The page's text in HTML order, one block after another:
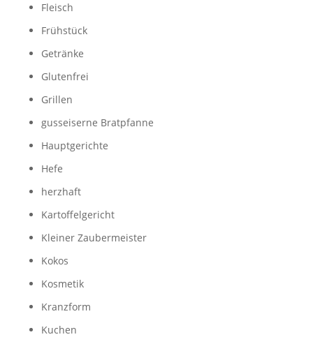
Fleisch
Frühstück
Getränke
Glutenfrei
Grillen
gusseiserne Bratpfanne
Hauptgerichte
Hefe
herzhaft
Kartoffelgericht
Kleiner Zaubermeister
Kokos
Kosmetik
Kranzform
Kuchen